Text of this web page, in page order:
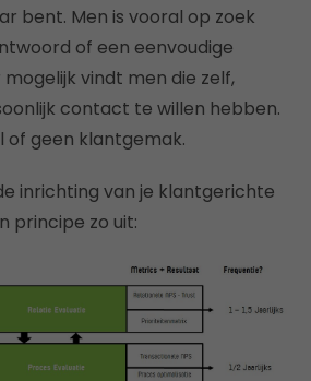
bent. Men is vooral op zoek
of een eenvoudige
mogelijk vindt men die zelf,
contact te willen hebben.
of geen klantgemak.
inrichting van je klantgerichte
principe zo uit: